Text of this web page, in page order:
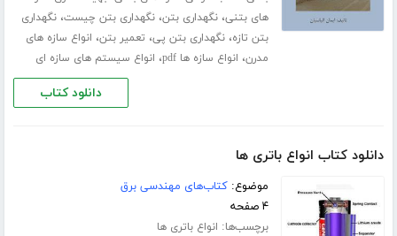
های بتنی،نگهداری بتن،نگهداری بتن چیست،نگهداری
بتن تازه،نگهداری بتن پی، تعمیر بتن، انواع سازه های
مدرن، انواع سازه ها pdf ، انواع سیستم های سازه ای
دانلود کتاب
دانلود کتاب انواع باتری ها
موضوع:کتاب‌های مهندسی برق
۴ صفحه
برچسب‌ها: انواع باتری ها